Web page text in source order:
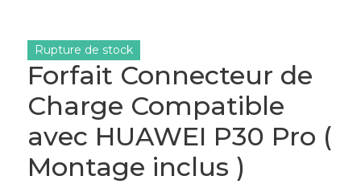
Forfait Connecteur de
Charge Compatible
avec HUAWEI P30 Pro (
Montage inclus )
Rupture de stock